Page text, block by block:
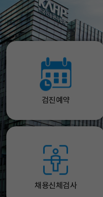
검진예약
채용신체검사